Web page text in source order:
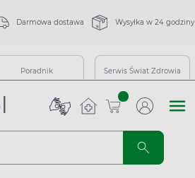
Darmowa dostawa Wysyłka w 24 godziny
Poradnik Serwis Świat Zdrowia
sztuk